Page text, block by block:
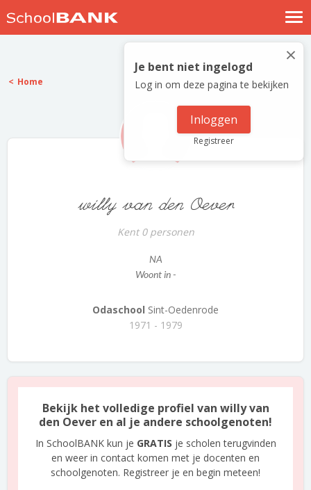
Nostalgische verhalen
Log in
Meld je gratis aan
×
Je bent niet ingelogd
Log in om deze pagina te bekijken
Inloggen
Registreer
Home
willy van den Oever
Kent 0 personen
NA
Woont in -
Odaschool Sint-Oedenrode
1971 - 1979
Bekijk het volledige profiel van willy van
den Oever en al je andere schoolgenoten!
In SchoolBANK kun je GRATIS je scholen terugvinden
en weer in contact komen met je docenten en
schoolgenoten. Registreer je en begin meteen!